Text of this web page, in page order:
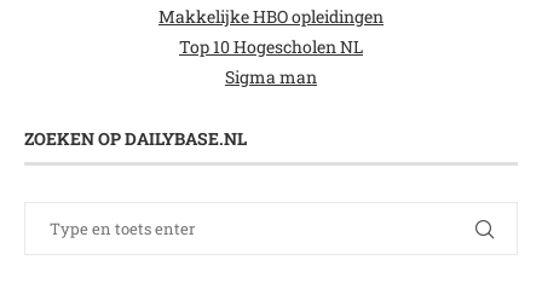
Makkelijke HBO opleidingen
Top 10 Hogescholen NL
Sigma man
ZOEKEN OP DAILYBASE.NL